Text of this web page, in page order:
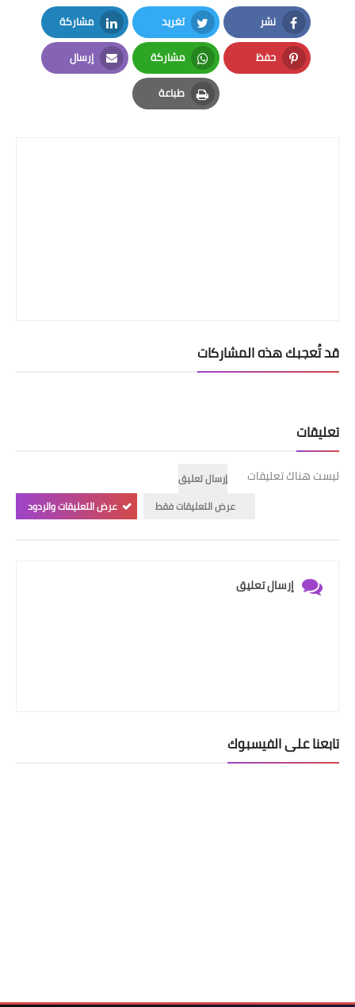
نشر
Facebook
تغريد
Twitter
مشاركة
LinkedIn
حفظ
Pinterest
مشاركة
Whatsapp
إرسال
Email
طباعة
Print
قد تُعجبك هذه المشاركات
تعليقات
ليست هناك تعليقات
إرسال تعليق
عرض التعليقات فقط
عرض التعليقات والردود
إرسال تعليق
تابعنا على الفيسبوك